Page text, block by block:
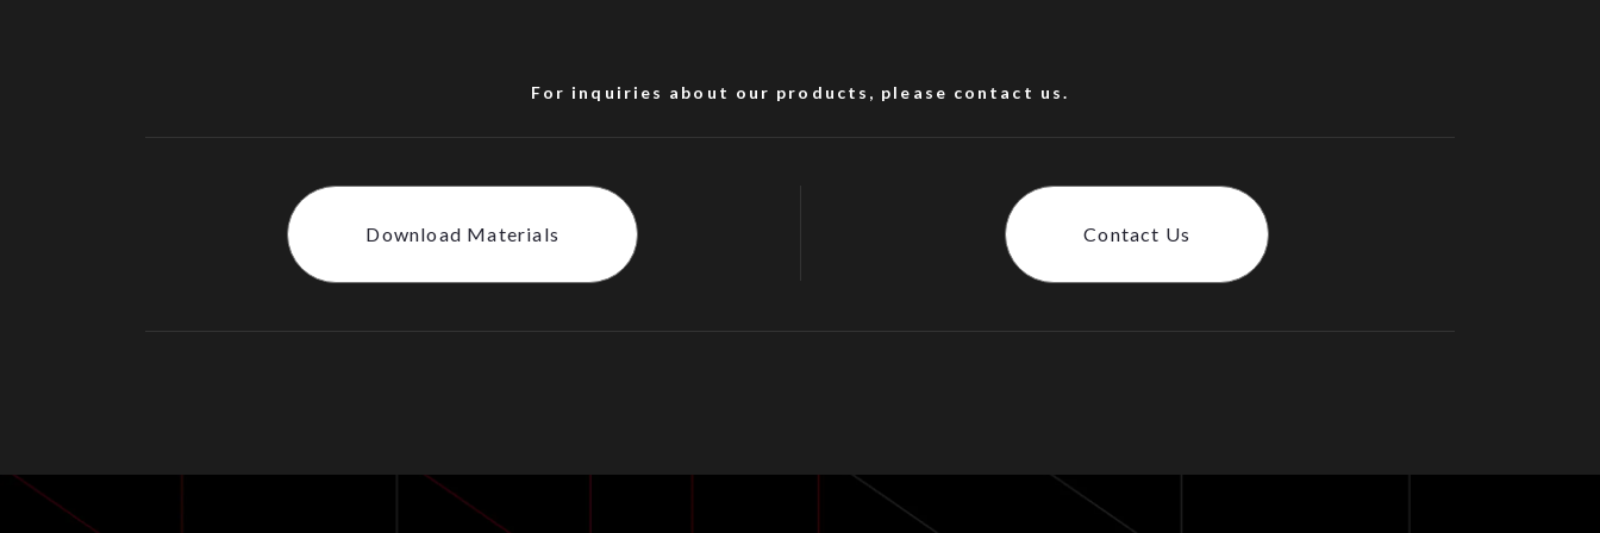
For inquiries about our products, please contact us.
Download Materials Contact Us